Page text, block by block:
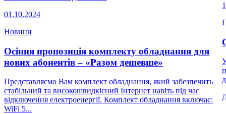
01.10.2024
Новини
Осіння пропозиція комплекту обладнання для
нових абонентів – «Разом дешевше»
Представляємо Вам комплект обладнання, який забезпечить
стабільний та високошвидкісний Інтернет навіть під час
відключення електроенергії. Комплект обладнання включає:
WiFi 5...